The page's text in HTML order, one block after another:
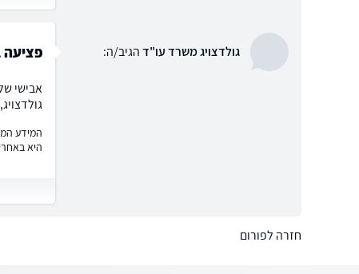
גולדצויג משרד עו"דהגיב/ה: פציעה
אבישי
המידע
היא
חזרה לפורום